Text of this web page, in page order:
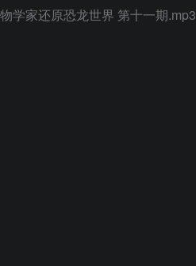
学家还原恐龙世界 第十一期.mp3